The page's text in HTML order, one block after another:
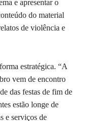
e apresentar o
do material
de violência e
estratégica. “A
vem de encontro
das festas de fim de
estão longe de
e serviços de